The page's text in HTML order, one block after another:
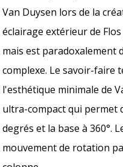
Van Duysen lors de la
éclairage extérieur de
mais est paradoxalement
complexe. Le savoir-faire
l'esthétique minimale de
ultra-compact qui permet
degrés et la base à 360°.
mouvement de rotation